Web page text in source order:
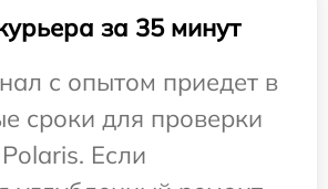
за 35 минут
с опытом приедет в
сроки для проверки
Если